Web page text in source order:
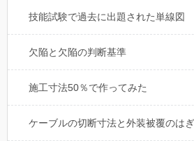
技能試験で過去に出題された単線図
欠陥と欠陥の判断基準
施工寸法50％で作ってみた
ケーブルの切断寸法と外装被覆のは